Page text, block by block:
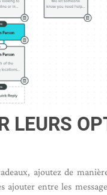
LEURS
ajoutez de
ajouter entre les